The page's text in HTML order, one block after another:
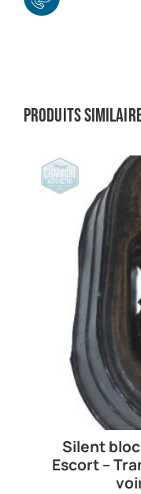
Produits
Silent
Escort –